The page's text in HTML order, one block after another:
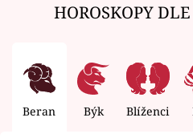
HOROSKOPY
Beran Býk Blíženci